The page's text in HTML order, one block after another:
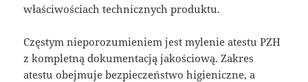
właściwościach technicznych produktu.
Częstym nieporozumieniem jest mylenie atestu PZH
z kompletną dokumentacją jakościową. Zakres
atestu obejmuje bezpieczeństwo higieniczne, a